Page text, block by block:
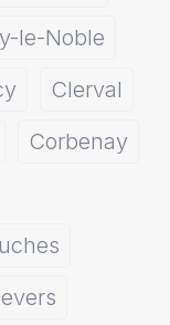
le-Noble
Clerval
Corbenay